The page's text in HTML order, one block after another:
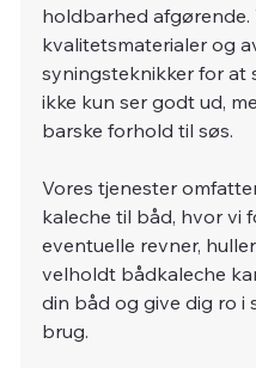
holdbarhed afgørende.
kvalitetsmaterialer og
syningsteknikker for at
ikke kun ser godt ud,
barske forhold til søs.
Vores tjenester
kaleche til båd, hvor vi
eventuelle revner,
velholdt bådkaleche
din båd og give dig ro i
brug.